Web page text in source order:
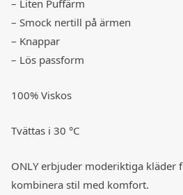
– Liten Puffärm
– Smock nertill på ärmen
– Knappar
– Lös passform
100% Viskos
Tvättas i 30 °C
ONLY erbjuder moderiktiga kläder
kombinera stil med komfort.